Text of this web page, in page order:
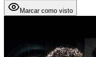
Marcar como visto